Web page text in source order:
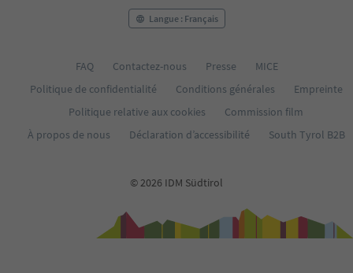
Langue : Français
FAQ Contactez-nous Presse
MICE
Politique de confidentialité
Conditions générales
Empreinte
Politique relative aux cookies
Commission film
À propos de nous
Déclaration d’accessibilité South Tyrol B2B
© 2026 IDM Südtirol